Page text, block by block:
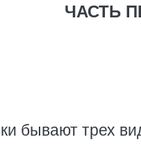
ЧАСТЬ
бывают трех